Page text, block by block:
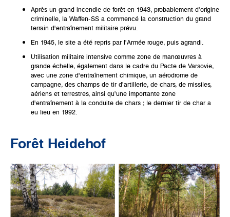
Après un grand incendie de forêt en 1943, probablement d'origine
criminelle, la Waffen-SS a commencé la construction du grand
terrain d'entraînement militaire prévu.
En 1945, le site a été repris par l'Armée rouge, puis agrandi.
Utilisation militaire intensive comme zone de manœuvres à
grande échelle, également dans le cadre du Pacte de Varsovie,
avec une zone d'entraînement chimique, un aérodrome de
campagne, des champs de tir d'artillerie, de chars, de missiles,
aériens et terrestres, ainsi qu'une importante zone
d'entraînement à la conduite de chars ; le dernier tir de char a
eu lieu en 1992.
Forêt Heidehof